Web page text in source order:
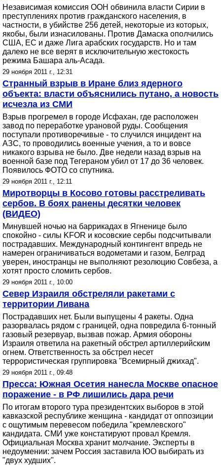
Независимая комиссия ООН обвинила власти Сирии в
преступлениях против гражданского населения, в
частности, в убийстве 256 детей, некоторые из которых,
якобы, были изнасилованы. Против Дамаска ополчились
США, ЕС и даже Лига арабских государств. Но и там
далеко не все верят в исключительную жестокость
режима Башара аль-Асада.
29 ноября 2011 г., 12:31
Странный взрыв в Иране близ ядерного
объекта: власти объяснились путано, а новость
исчезла из СМИ
Взрыв прогремел в городе Исфахан, где расположен
завод по переработке урановой руды. Сообщения
поступали противоречивые - то случился инцидент на
АЗС, то проводились военные учения, а то и вовсе
никакого взрыва не было. Две недели назад взрыв на
военной базе под Тегераном убил от 17 до 36 человек.
Появилось ФОТО со спутника.
29 ноября 2011 г., 12:11
Миротворцы в Косово готовы расстреливать
сербов. В боях ранены десятки человек
(ВИДЕО)
Минувшей ночью на баррикадах в Ягненице было
спокойно - силы KFOR и косовские сербы подсчитывали
пострадавших. Международный контингент впредь не
намерен ограничиваться водометами и газом, Белград
уверен, иностранцы не выполняют резолюцию Совбеза, а
хотят просто сломить сербов.
29 ноября 2011 г., 10:00
Север Израиля обстреляли ракетами с
территории Ливана
Пострадавших нет. Были выпущены 4 ракеты. Одна
разорвалась рядом с границей, одна повредила 6-тонный
газовый резервуар, вызвав пожар. Армия обороны
Израиля ответила на ракетный обстрел артиллерийским
огнем. Ответственность за обстрел несет
террористическая группировка "Всемирный джихад".
29 ноября 2011 г., 09:48
Пресса: Южная Осетия нанесла Москве опасное
поражение - в РФ лишились дара речи
По итогам второго тура президентских выборов в этой
кавказской республике женщина - кандидат от оппозиции
с ощутимым перевесом победила "кремлевского"
кандидата. СМИ уже констатируют провал Кремля.
Официальная Москва хранит молчание. Эксперты в
недоумении: зачем Россия заставила ЮО выбирать из
"двух худших".